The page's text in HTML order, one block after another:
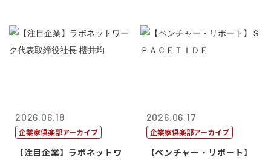
2026.06.18
企業家倶楽部アーカイブ
【注目企業】ラボネットワ
2026.06.17
企業家倶楽部アーカイブ
【ベンチャー・リポート】